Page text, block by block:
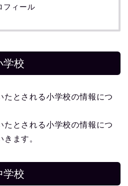
フィール
学校
たとされる小学校の情報につ
たとされる小学校の情報につ
ます。
学校